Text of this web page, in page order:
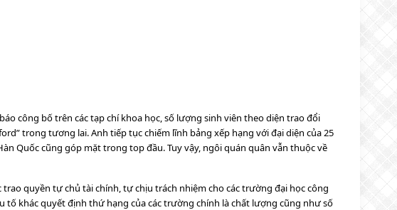
công bố trên các tạp chí khoa học, số lượng sinh viên theo diện trao đổi
trong tương lai. Anh tiếp tục chiếm lĩnh bảng xếp hạng với đại diện của 25
Quốc cũng góp mặt trong top đầu. Tuy vậy, ngôi quán quân vẫn thuộc về
quyền tự chủ tài chính, tự chịu trách nhiệm cho các trường đại học công
tố khác quyết định thứ hạng của các trường chính là chất lượng cũng như số